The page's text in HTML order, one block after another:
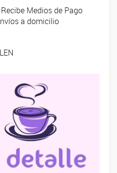
Medios de Pago
a domicilio